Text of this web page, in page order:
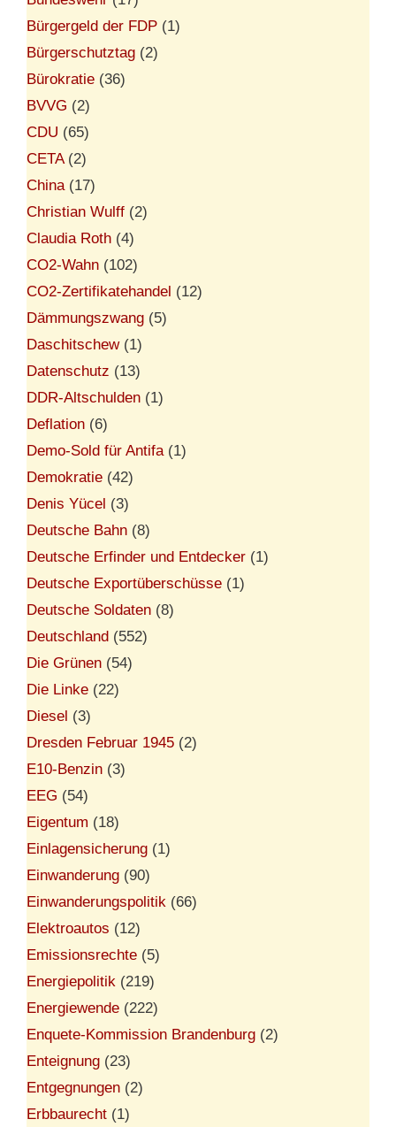
Bürgergeld der FDP (1)
Bürgerschutztag (2)
Bürokratie (36)
BVVG (2)
CDU (65)
CETA(2)
China(17)
Christian Wulff (2)
Claudia Roth (4)
CO2-Wahn (102)
CO2-Zertifikatehandel (12)
Dämmungszwang (5)
Daschitschew(1)
Datenschutz (13)
DDR-Altschulden (1)
Deflation (6)
Demo-Sold für Antifa(1)
Demokratie (42)
Denis Yücel (3)
Deutsche Bahn (8)
Deutsche Erfinder und Entdecker (1)
Deutsche Exportüberschüsse (1)
Deutsche Soldaten (8)
Deutschland (552)
Die Grünen (54)
Die Linke (22)
Diesel (3)
Dresden Februar 1945 (2)
E10-Benzin (3)
EEG (54)
Eigentum (18)
Einlagensicherung (1)
Einwanderung (90)
Einwanderungspolitik (66)
Elektroautos (12)
Emissionsrechte (5)
Energiepolitik (219)
Energiewende (222)
Enquete-Kommission Brandenburg (2)
Enteignung (23)
Entgegnungen (2)
Erbbaurecht (1)